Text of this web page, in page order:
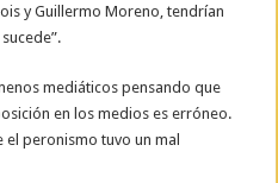
y Guillermo Moreno, tendrían
mediáticos pensando que
en los medios es erróneo.
peronismo tuvo un mal